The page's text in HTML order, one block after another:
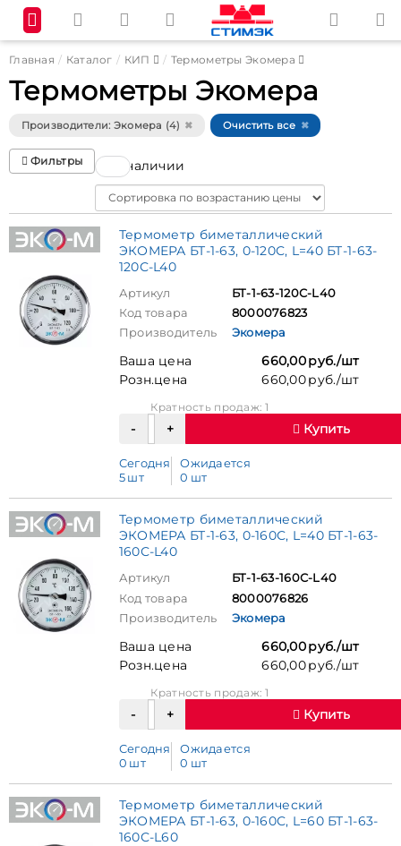
Главная Каталог КИП Термометры Экомера
Термометры Экомера
Производители: Экомера (4) Очистить все
Фильтры В наличии
Sort
Термометр биметаллический
ЭКОМЕРА БТ-1-63, 0-120С, L=40 БТ-1-63-
120С-L40
Артикул
БТ-1-63-120С-L40
Код товара
8000076823
Производитель
Экомера
Ваша цена
660,00 руб./шт
Розн.цена
660,00 руб./шт
Кратность продаж: 1
Купить
Сегодня
5 шт
Ожидается
0 шт
Термометр биметаллический
ЭКОМЕРА БТ-1-63, 0-160С, L=40 БТ-1-63-
160С-L40
Артикул
БТ-1-63-160С-L40
Код товара
8000076826
Производитель
Экомера
Ваша цена
660,00 руб./шт
Розн.цена
660,00 руб./шт
Кратность продаж: 1
Купить
Сегодня
0 шт
Ожидается
0 шт
Термометр биметаллический
ЭКОМЕРА БТ-1-63, 0-160С, L=60 БТ-1-63-
160С-L60